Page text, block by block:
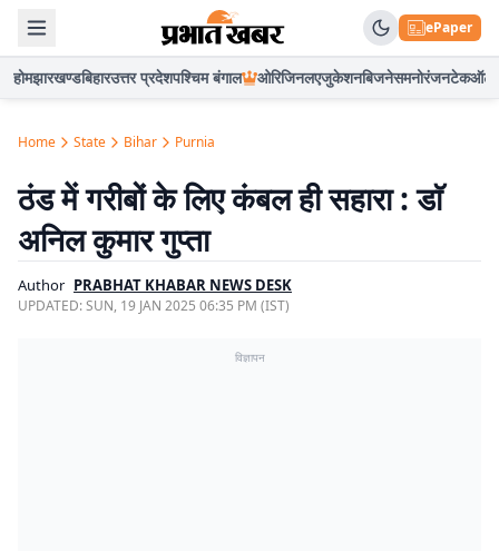
ePaper
होमझारखण्डबिहारउत्तर प्रदेशपश्चिम बंगाल ओरिजिनलएजुकेशनबिजनेसमनोरंजनटेकऑटो
Home State Bihar Purnia
ठंड में गरीबों के लिए कंबल ही सहारा : डाॅ
अनिल कुमार गुप्ता
Author PRABHAT KHABAR NEWS DESK
UPDATED:SUN, 19 JAN 2025 06:35 PM (IST)
विज्ञापन